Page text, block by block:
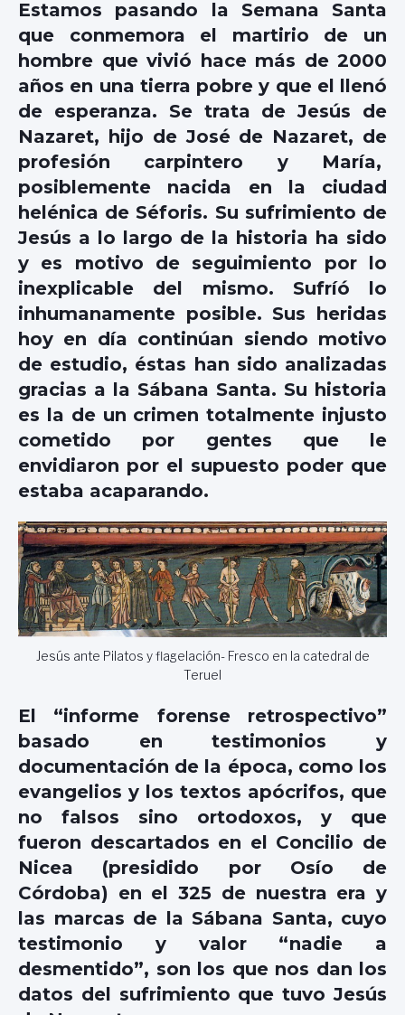
Estamos pasando la Semana Santa
que conmemora el martirio de un
hombre que vivió hace más de 2000
años en una tierra pobre y que el llenó
de esperanza. Se trata de Jesús de
Nazaret, hijo de José de Nazaret, de
profesión carpintero y María,
posiblemente nacida en la ciudad
helénica de Séforis. Su sufrimiento de
Jesús a lo largo de la historia ha sido
y es motivo de seguimiento por lo
inexplicable del mismo. Sufríó lo
inhumanamente posible. Sus heridas
hoy en día continúan siendo motivo
de estudio, éstas han sido analizadas
gracias a la Sábana Santa. Su historia
es la de un crimen totalmente injusto
cometido por gentes que le
envidiaron por el supuesto poder que
estaba acaparando.
Jesús ante Pilatos y flagelación- Fresco en la catedral de
Teruel
El “informe forense retrospectivo”
basado en testimonios y
documentación de la época, como los
evangelios y los textos apócrifos, que
no falsos sino ortodoxos, y que
fueron descartados en el Concilio de
Nicea (presidido por Osío de
Córdoba) en el 325 de nuestra era y
las marcas de la Sábana Santa, cuyo
testimonio y valor “nadie a
desmentido”, son los que nos dan los
datos del sufrimiento que tuvo Jesús